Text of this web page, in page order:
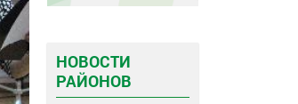
НОВОСТИ
РАЙОНОВ